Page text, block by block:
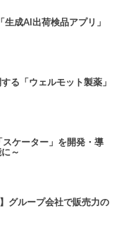
成AI出荷検品アプリ」
る「ウェルモット製薬」
ケーター」を開発・導
～
グループ会社で販売力の